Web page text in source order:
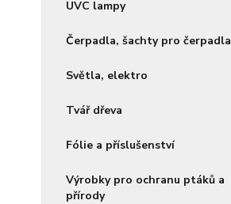
UVC lampy
Čerpadla, šachty pro čerpadla
Světla, elektro
Tvář dřeva
Fólie a příslušenství
Výrobky pro ochranu ptáků a
přírody